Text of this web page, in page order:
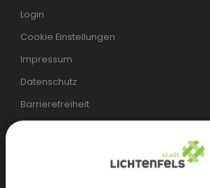
Login
Cookie Einstellungen
Impressum
Datenschutz
Barrierefreiheit